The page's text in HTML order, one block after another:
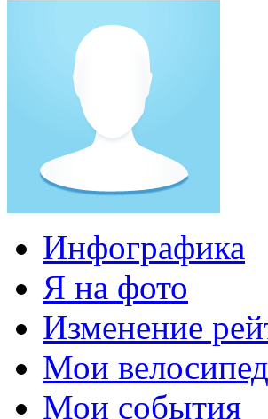
Инфографика
Я на фото
Изменение
Мои
Мои события